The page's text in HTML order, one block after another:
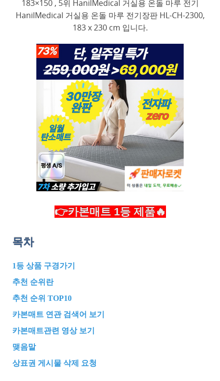
183×150 , 5위 HanilMedical 거실용 온돌 마루 전기
HanilMedical 거실용 온돌 마루 전기장판 HL-CH-2300,
183 x 230 cm 입니다.
👉카본매트 1등 제품🔥
목차
1등 상품 구경가기
추천 순위란
추천 순위 TOP10
카본매트 연관 검색어 보기
카본매트관련 영상 보기
맺음말
상표권 게시물 삭제 요청